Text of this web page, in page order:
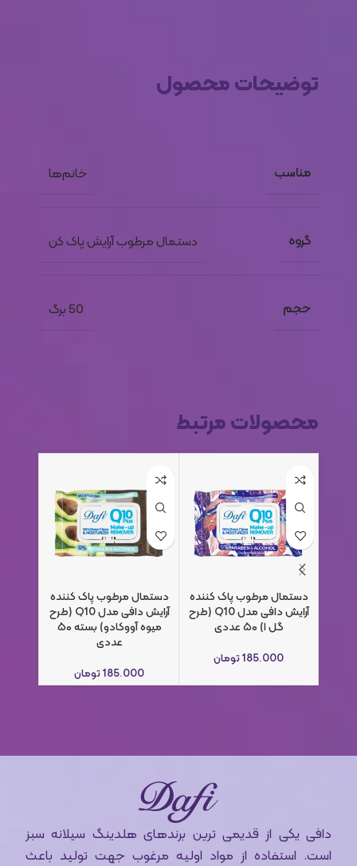
توضیحات محصول
مناسب خانم‌ها
گروه دستمال مرطوب آرایش پاک کن
حجم 50 برگ
محصولات مرتبط
دستمال مرطوب پاک کننده
آرایش دافی مدل Q10 (طرح
گل ۱) ۵۰ عددی
185.000تومان
دستمال مرطوب پاک کننده
آرایش دافی مدل Q10 (طرح
میوه آووکادو) بسته ۵۰
عددی
185.000تومان
دافی یکی از قدیمی ترین برندهای هلدینگ سیلانه سبز
است. استفاده از مواد اولیه مرغوب جهت تولید باعث